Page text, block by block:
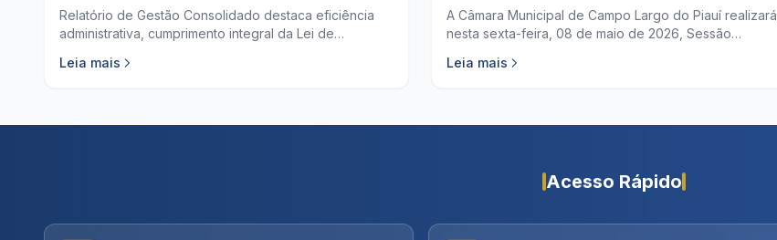
Saldo Positivo e Rigor Fiscal
Relatório de Gestão Consolidado destaca eficiência
administrativa, cumprimento integral da Lei de
funcionamento do Legislativo.
Leia mais
A Câmara Municipal de Campo Largo do Piauí realizará,
nesta sexta-feira, 08 de maio de 2026, Sessão
pelo Facebook.
Leia mais
Acesso Rápido